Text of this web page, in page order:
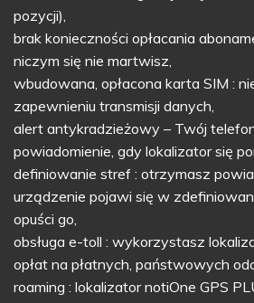
pozycji),
brak konieczności opłacania
niczym się nie martwisz,
wbudowana, opłacona karta SIM :
zapewnieniu transmisji danych,
alert antykradzieżowy – Twój
powiadomienie, gdy lokalizator się
definiowanie stref : otrzymasz
urządzenie pojawi się w
opuści go,
obsługa e-toll : wykorzystasz
opłat na płatnych, państwowych
roaming : lokalizator notiOne GPS